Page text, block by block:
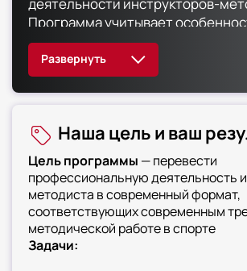
Программа учитывает
различных типах физкультурно-
организаций. Курс включает
современным трендам в
подготовке, управлению
результате освоения курса
приобретет навыки организации и
проведения
физкультурно-массовых и
мероприятий, подбора и
правовой, методической
вопросам организации и
Наша цель и ваш
Цель программы — перевести
профессиональную деятельность
методиста в современный формат,
соответствующих современным
методической работе в спорте
Задачи: